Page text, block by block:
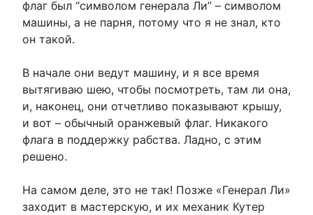
флаг был “символом генерала Ли” – символом
машины, а не парня, потому что я не знал, кто
он такой.
В начале они ведут машину, и я все время
вытягиваю шею, чтобы посмотреть, там ли она,
и, наконец, они отчетливо показывают крышу,
и вот – обычный оранжевый флаг. Никакого
флага в поддержку рабства. Ладно, с этим
решено.
На самом деле, это не так! Позже «Генерал Ли»
заходит в мастерскую, и их механик Кутер